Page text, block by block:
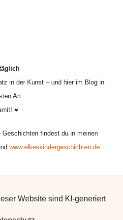
in der Kunst – und hier im Blog in
Art.
❤
Geschichten findest du in meinen
www.elkeskindergeschichten.de
Website sind KI-generiert